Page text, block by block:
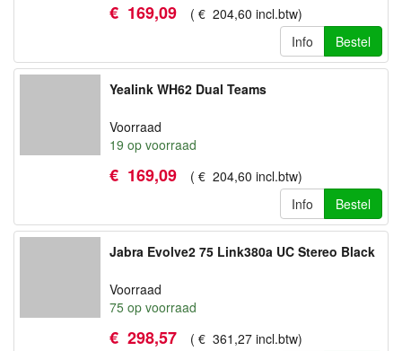
€ 169,09 ( € 204,60 incl.btw)
Info
Bestel
Yealink WH62 Dual Teams
Voorraad
19 op voorraad
€ 169,09 ( € 204,60 incl.btw)
Info
Bestel
Jabra Evolve2 75 Link380a UC Stereo Black
Voorraad
75 op voorraad
€ 298,57 ( € 361 ,27 incl.btw)